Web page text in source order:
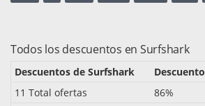
Todos los descuentos en Surfshark
Descuentos de Surfshark Descuento
11 Total ofertas
86%